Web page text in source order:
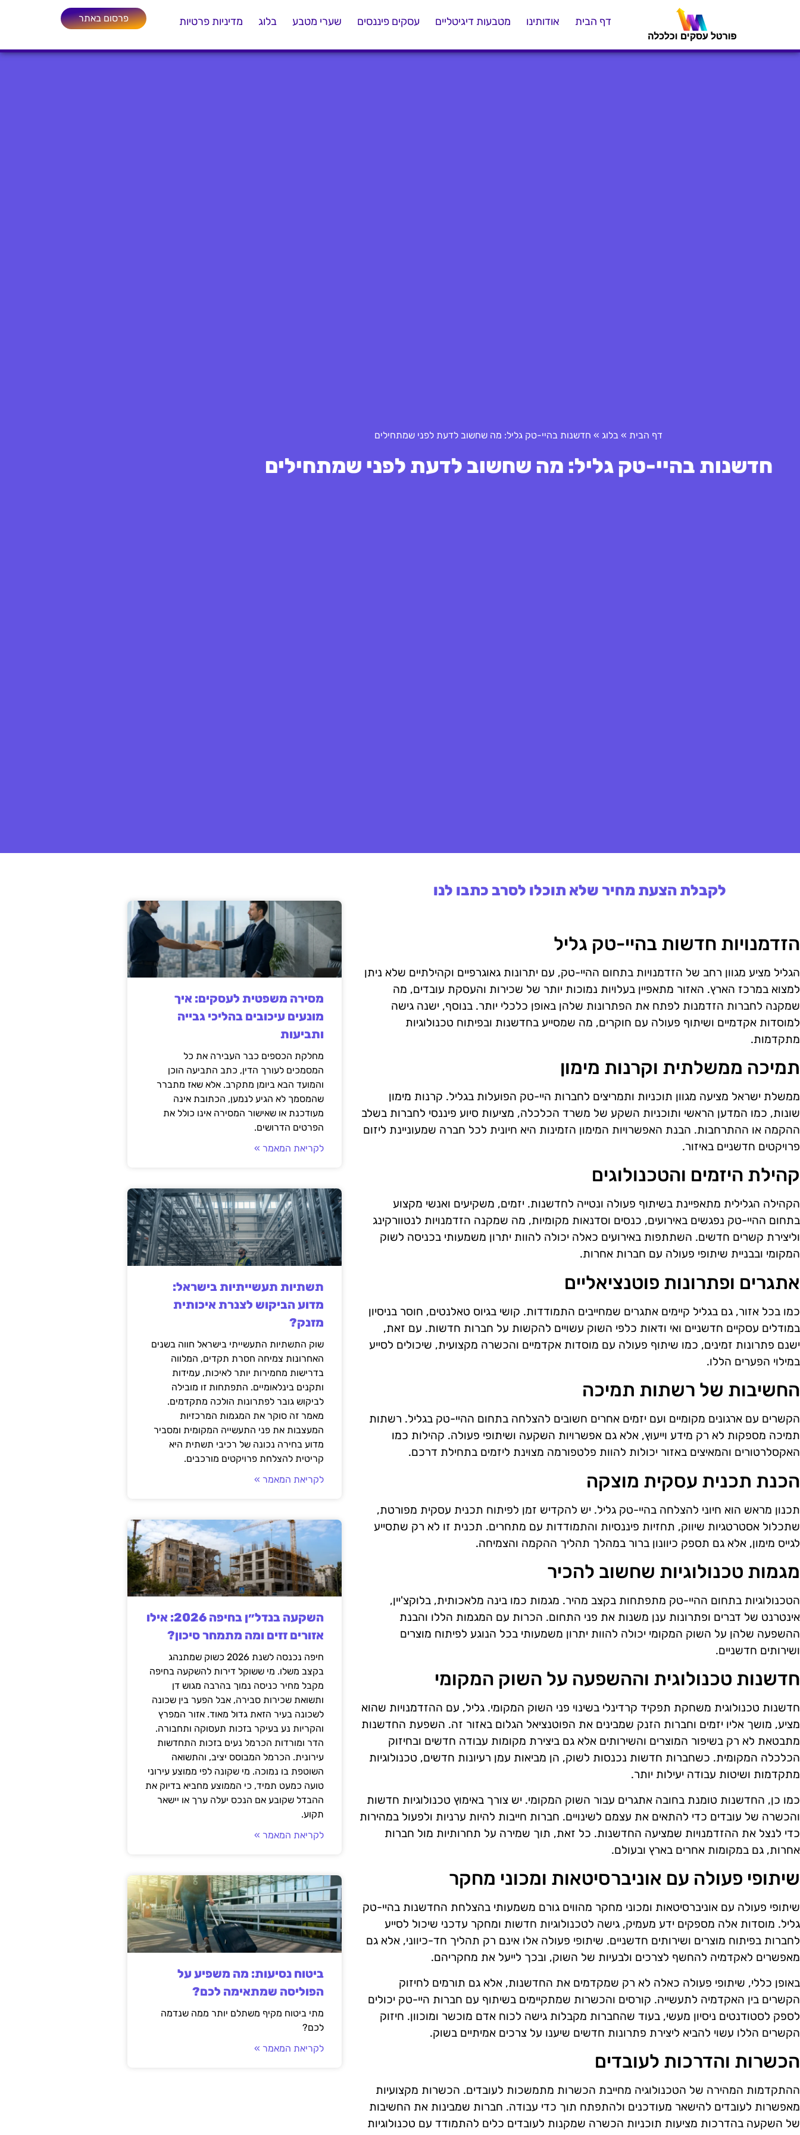
דף הבית אודותינו מטבעות דיגיטליים עסקים פיננסים שערי מטבע בלוג מדיניות פרטיות פרסום באתר
דף הבית » בלוג » חדשנות בהיי-טק גליל: מה שחשוב לדעת לפני שמתחילים
חדשנות בהיי-טק גליל: מה שחשוב לדעת לפני שמתחילים
לקבלת הצעת מחיר שלא תוכלו לסרב כתבו לנו
הזדמנויות חדשות בהיי-טק גליל
הגליל מציע מגוון רחב של הזדמנויות בתחום ההיי-טק, עם יתרונות גאוגרפיים וקהילתיים שלא ניתן
למצוא במרכז הארץ. האזור מתאפיין בעלויות נמוכות יותר של שכירות והעסקת עובדים, מה
שמקנה לחברות הזדמנות לפתח את הפתרונות שלהן באופן כלכלי יותר. בנוסף, ישנה גישה
למוסדות אקדמיים ושיתוף פעולה עם חוקרים, מה שמסייע בחדשנות ובפיתוח טכנולוגיות
מתקדמות.
תמיכה ממשלתית וקרנות מימון
ממשלת ישראל מציעה מגוון תוכניות ותמריצים לחברות היי-טק הפועלות בגליל. קרנות מימון
שונות, כמו המדען הראשי ותוכניות השקע של משרד הכלכלה, מציעות סיוע פיננסי לחברות בשלב
ההקמה או ההתרחבות. הבנת האפשרויות המימון הזמינות היא חיונית לכל חברה שמעוניינת ליזום
פרויקטים חדשניים באיזור.
קהילת היזמים והטכנולוגים
הקהילה הגלילית מתאפיינת בשיתוף פעולה ונטייה לחדשנות. יזמים, משקיעים ואנשי מקצוע
בתחום ההיי-טק נפגשים באירועים, כנסים וסדנאות מקומיות, מה שמקנה הזדמנויות לנטוורקינג
וליצירת קשרים חדשים. השתתפות באירועים כאלה יכולה להוות יתרון משמעותי בכניסה לשוק
המקומי ובבניית שיתופי פעולה עם חברות אחרות.
אתגרים ופתרונות פוטנציאליים
כמו בכל אזור, גם בגליל קיימים אתגרים שמחייבים התמודדות. קושי בגיוס טאלנטים, חוסר בניסיון
במודלים עסקיים חדשניים ואי ודאות כלפי השוק עשויים להקשות על חברות חדשות. עם זאת,
ישנם פתרונות זמינים, כמו שיתוף פעולה עם מוסדות אקדמיים והכשרה מקצועית, שיכולים לסייע
במילוי הפערים הללו.
החשיבות של רשתות תמיכה
הקשרים עם ארגונים מקומיים ועם יזמים אחרים חשובים להצלחה בתחום ההיי-טק בגליל. רשתות
תמיכה מספקות לא רק מידע וייעוץ, אלא גם אפשרויות השקעה ושיתופי פעולה. קהילות כמו
האקסלרטורים והמאיצים באזור יכולות להוות פלטפורמה מצוינת ליזמים בתחילת דרכם.
הכנת תכנית עסקית מוצקה
תכנון מראש הוא חיוני להצלחה בהיי-טק גליל. יש להקדיש זמן לפיתוח תכנית עסקית מפורטת,
שתכלול אסטרטגיות שיווק, תחזיות פיננסיות והתמודדות עם מתחרים. תכנית זו לא רק שתסייע
לגייס מימון, אלא גם תספק כיוונון ברור במהלך תהליך ההקמה והצמיחה.
מגמות טכנולוגיות שחשוב להכיר
הטכנולוגיות בתחום ההיי-טק מתפתחות בקצב מהיר. מגמות כמו בינה מלאכותית, בלוקצ'יין,
אינטרנט של דברים ופתרונות ענן משנות את פני התחום. הכרות עם המגמות הללו והבנת
ההשפעה שלהן על השוק המקומי יכולה להוות יתרון משמעותי בכל הנוגע לפיתוח מוצרים
ושירותים חדשניים.
חדשנות טכנולוגית וההשפעה על השוק המקומי
חדשנות טכנולוגית משחקת תפקיד קרדינלי בשינוי פני השוק המקומי. גליל, עם ההזדמנויות שהוא
מציע, מושך אליו יזמים וחברות הזנק שמבינים את הפוטנציאל הגלום באזור זה. השפעת החדשנות
מתבטאת לא רק בשיפור המוצרים והשירותים אלא גם ביצירת מקומות עבודה חדשים ובחיזוק
הכלכלה המקומית. כשחברות חדשות נכנסות לשוק, הן מביאות עמן רעיונות חדשים, טכנולוגיות
מתקדמות ושיטות עבודה יעילות יותר.
כמו כן, החדשנות טומנת בחובה אתגרים עבור השוק המקומי. יש צורך באימוץ טכנולוגיות חדשות
והכשרה של עובדים כדי להתאים את עצמם לשינויים. חברות חייבות להיות ערניות ולפעול במהירות
כדי לנצל את ההזדמנויות שמציעה החדשנות. כל זאת, תוך שמירה על תחרותיות מול חברות
אחרות, גם במקומות אחרים בארץ ובעולם.
שיתופי פעולה עם אוניברסיטאות ומכוני מחקר
שיתופי פעולה עם אוניברסיטאות ומכוני מחקר מהווים גורם משמעותי בהצלחת החדשנות בהיי-טק
גליל. מוסדות אלה מספקים ידע מעמיק, גישה לטכנולוגיות חדשות ומחקר עדכני שיכול לסייע
לחברות בפיתוח מוצרים ושירותים חדשניים. שיתופי פעולה אלו אינם רק תהליך חד-כיווני, אלא גם
מאפשרים לאקדמיה להחשף לצרכים ולבעיות של השוק, ובכך לייעל את מחקריהם.
באופן כללי, שיתופי פעולה כאלה לא רק שמקדמים את החדשנות, אלא גם תורמים לחיזוק
הקשרים בין האקדמיה לתעשייה. קורסים והכשרות שמתקיימים בשיתוף עם חברות היי-טק יכולים
לספק לסטודנטים ניסיון מעשי, בעוד שהחברות מקבלות גישה לכוח אדם מוכשר ומוכוון. חיזוק
הקשרים הללו עשוי להביא ליצירת פתרונות חדשים שיענו על צרכים אמיתיים בשוק.
הכשרות והדרכות לעובדים
ההתקדמות המהירה של הטכנולוגיה מחייבת הכשרות מתמשכות לעובדים. הכשרות מקצועיות
מאפשרות לעובדים להישאר מעודכנים ולהתפתח תוך כדי עבודה. חברות שמבינות את החשיבות
של השקעה בהדרכות מציעות תוכניות הכשרה שמקנות לעובדים כלים להתמודד עם טכנולוגיות
מסירה משפטית לעסקים: איך
מונעים עיכובים בהליכי גבייה
ותביעות
מחלקת הכספים כבר העבירה את כל
המסמכים לעורך הדין, כתב התביעה הוכן
והמועד הבא ביומן מתקרב. אלא שאז מתברר
שהמסמך לא הגיע לנמען, הכתובת אינה
מעודכנת או שאישור המסירה אינו כולל את
הפרטים הדרושים.
לקריאת המאמר »
תשתיות תעשייתיות בישראל:
מדוע הביקוש לצנרת איכותית
מזנק?
שוק התשתיות התעשייתי בישראל חווה בשנים
האחרונות צמיחה חסרת תקדים, המלווה
בדרישות מחמירות יותר לאיכות, עמידות
ותקנים בינלאומיים. התפתחות זו מובילה
לביקוש גובר לפתרונות הולכה מתקדמים.
מאמר זה סוקר את המגמות המרכזיות
המעצבות את פני התעשייה המקומית ומסביר
מדוע בחירה נכונה של רכיבי תשתית היא
קריטית להצלחת פרויקטים מורכבים.
לקריאת המאמר »
השקעה בנדל״ן בחיפה 2026: אילו
אזורים זזים ומה מתמחר סיכון?
חיפה נכנסה לשנת 2026 כשוק שמתנהג
בקצב משלו. מי ששוקל דירות להשקעה בחיפה
מקבל מחיר כניסה נמוך בהרבה מגוש דן
ותשואת שכירות סבירה, אבל הפער בין שכונה
לשכונה בעיר הזאת גדול מאוד. אזור המפרץ
והקריות נע בעיקר בזכות תעסוקה ותחבורה.
הדר ומורדות הכרמל נעים בזכות התחדשות
עירונית. הכרמל המבוסס יציב, והתשואה
השוטפת בו נמוכה. מי שקונה לפי ממוצע עירוני
טועה כמעט תמיד, כי הממוצע מחביא בדיוק את
ההבדל שקובע אם הנכס יעלה ערך או יישאר
תקוע.
לקריאת המאמר »
ביטוח נסיעות: מה משפיע על
הפוליסה שמתאימה לכם?
מתי ביטוח מקיף משתלם יותר ממה שנדמה
לכם?
לקריאת המאמר »